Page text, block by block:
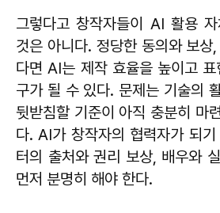
그렇다고 창작자들이 AI 활용
것은 아니다. 정당한 동의와 보상
다면 AI는 제작 효율을 높이고
구가 될 수 있다. 문제는 기술의
뒷받침할 기준이 아직 충분히 마
다. AI가 창작자의 협력자가 되기
터의 출처와 권리 보상, 배우와
먼저 분명히 해야 한다.